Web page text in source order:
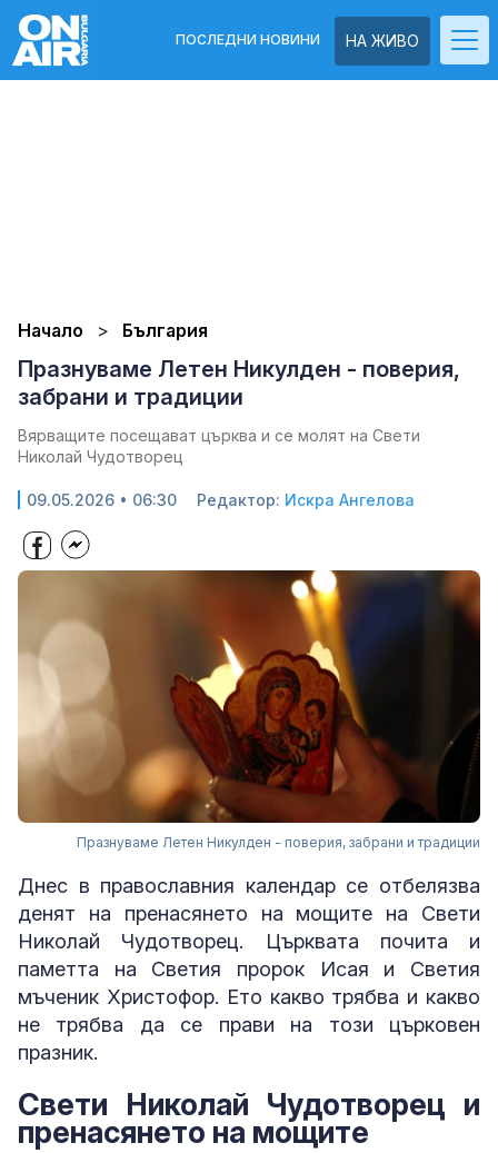
НА ЖИВО
ПОСЛЕДНИ НОВИНИ
Начало България
Празнуваме Летен Никулден - поверия,
забрани и традиции
Вярващите посещават църква и се молят на Свети
Николай Чудотворец
09.05.2026 • 06:30 Редактор: Искра Ангелова
Празнуваме Летен Никулден - поверия, забрани и традиции
Днес в православния календар се отбелязва
денят на пренасянето на мощите на Свети
Николай Чудотворец. Църквата почита и
паметта на Светия пророк Исая и Светия
мъченик Христофор. Ето какво трябва и какво
не трябва да се прави на този църковен
празник.
Свети Николай Чудотворец и
пренасянето на мощите